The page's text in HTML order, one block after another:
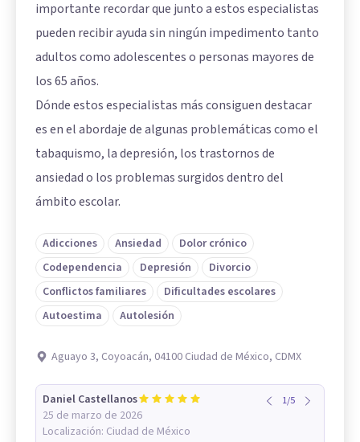
importante recordar que junto a estos especialistas
pueden recibir ayuda sin ningún impedimento tanto
adultos como adolescentes o personas mayores de
los 65 años.
Dónde estos especialistas más consiguen destacar
es en el abordaje de algunas problemáticas como el
tabaquismo, la depresión, los trastornos de
ansiedad o los problemas surgidos dentro del
ámbito escolar.
Adicciones Ansiedad
Dolor crónico
Codependencia
Depresión
Divorcio
Conflictos familiares
Dificultades escolares
Autoestima
Autolesión
Aguayo 3, Coyoacán, 04100 Ciudad de México, CDMX
Daniel Castellanos
25 de marzo de 2026
Localización: Ciudad de México
1/5